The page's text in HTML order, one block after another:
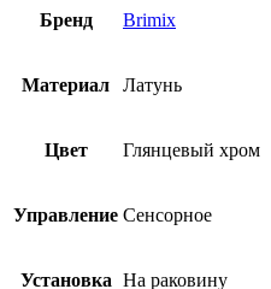
Бренд Brimix
Материал Латунь
Цвет Глянцевый хром
Управление Сенсорное
Установка На раковину